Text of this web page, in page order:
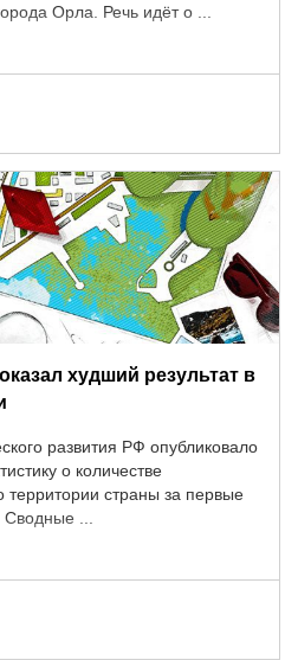
Орла. Речь идёт о ...
худший результат в
развития РФ опубликовало
о количестве
территории страны за первые
...